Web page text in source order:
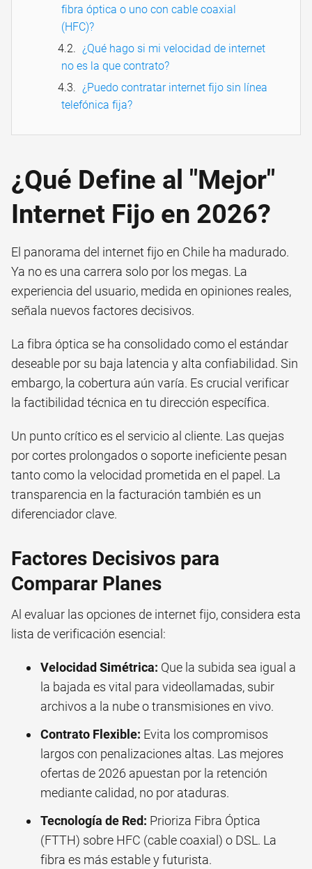
fibra óptica o uno con cable coaxial
(HFC)?
¿Qué hago si mi velocidad de internet
no es la que contrato?
¿Puedo contratar internet fijo sin línea
telefónica fija?
¿Qué Define al "Mejor"
Internet Fijo en 2026?
El panorama del internet fijo en Chile ha madurado.
Ya no es una carrera solo por los megas. La
experiencia del usuario, medida en opiniones reales,
señala nuevos factores decisivos.
La fibra óptica se ha consolidado como el estándar
deseable por su baja latencia y alta confiabilidad. Sin
embargo, la cobertura aún varía. Es crucial verificar
la factibilidad técnica en tu dirección específica.
Un punto crítico es el servicio al cliente. Las quejas
por cortes prolongados o soporte ineficiente pesan
tanto como la velocidad prometida en el papel. La
transparencia en la facturación también es un
diferenciador clave.
Factores Decisivos para
Comparar Planes
Al evaluar las opciones de internet fijo, considera esta
lista de verificación esencial:
Velocidad Simétrica: Que la subida sea igual a
la bajada es vital para videollamadas, subir
archivos a la nube o transmisiones en vivo.
Contrato Flexible: Evita los compromisos
largos con penalizaciones altas. Las mejores
ofertas de 2026 apuestan por la retención
mediante calidad, no por ataduras.
Tecnología de Red: Prioriza Fibra Óptica
(FTTH) sobre HFC (cable coaxial) o DSL. La
fibra es más estable y futurista.